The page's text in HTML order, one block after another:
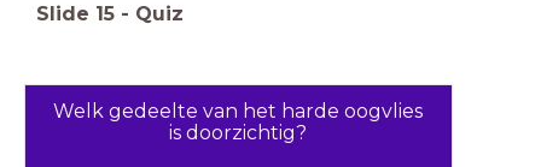
Slide 15 - Quiz
Welk gedeelte van het harde oogvlies
is doorzichtig?